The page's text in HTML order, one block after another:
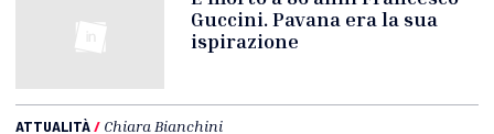
Guccini. Pavana era la sua
ispirazione
ATTUALITÀ/ Chiara Bianchini